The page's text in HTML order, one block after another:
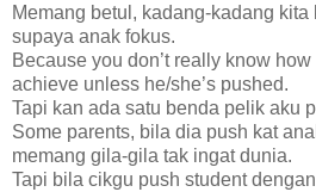
Memang betul, kadang-kadang
supaya anak fokus.
Because you don’t really know
achieve unless he/she’s pushed.
Tapi kan ada satu benda pelik aku
Some parents, bila dia push kat
memang gila-gila tak ingat dunia.
Tapi bila cikgu push student